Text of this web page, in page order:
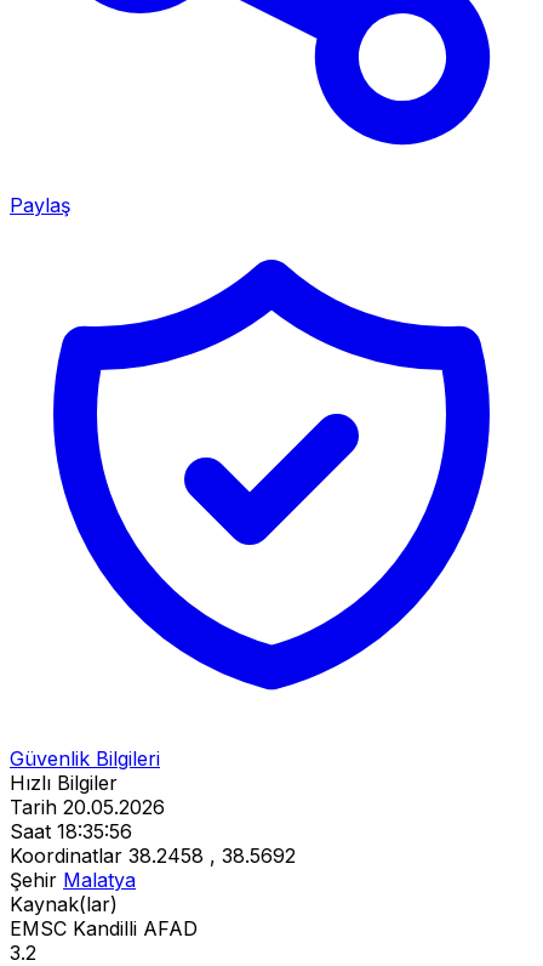
Paylaş
Güvenlik Bilgileri
Hızlı Bilgiler
Tarih 20.05.2026
Saat 18:35:56
Koordinatlar 38.2458 , 38.5692
Şehir Malatya
Kaynak(lar)
EMSC Kandilli AFAD
3.2